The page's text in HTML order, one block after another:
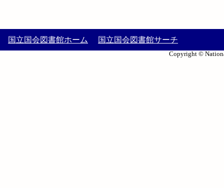
国立国会図書館ホーム 国立国会図書館サーチ
Copyright ©